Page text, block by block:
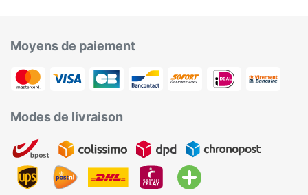
Moyens de paiement
Modes de livraison